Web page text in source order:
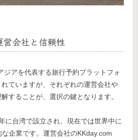
営会社と信頼性
ジアを代表する旅行予約プラットフォ
ていますが、それぞれの運営会社や
することが、選択の鍵となります。
に台湾で設立され、現在では世界中に
企業です。運営会社のKKday.com